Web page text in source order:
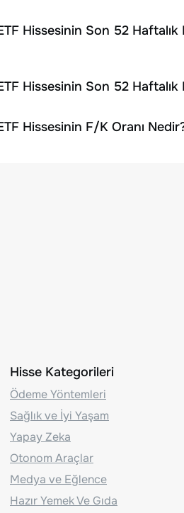
Hissesinin Son 52 Haftalık
Hissesinin Son 52 Haftalık
Hissesinin F/K Oranı
Hisse Kategorileri
Ödeme Yöntemleri
Sağlık ve İyi Yaşam
Yapay Zeka
Otonom Araçlar
Medya ve Eğlence
Hazır Yemek Ve Gıda